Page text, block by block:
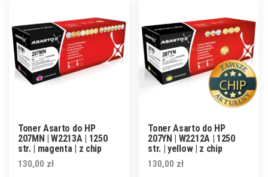
Toner Asarto do HP
207MN | W2213A | 1250
str. | magenta | z chip
130,00 zł
Toner Asarto do HP
207YN | W2212A | 1250
str. | yellow | z chip
130,00 zł